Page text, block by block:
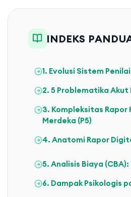
INDEKS
1. Evolusi Sistem
2. 5 Problematika Akut
3. Kompleksitas Rapor
Merdeka (P5)
4. Anatomi Rapor
5. Analisis Biaya
6. Dampak Psikologis